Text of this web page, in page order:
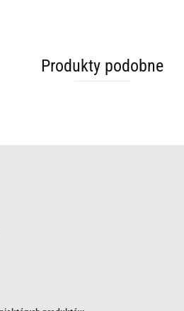
Produkty podobne